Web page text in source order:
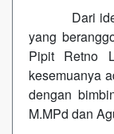
Dari
yang
Pipit Retno
kesemuanya
dengan
M.MPd dan